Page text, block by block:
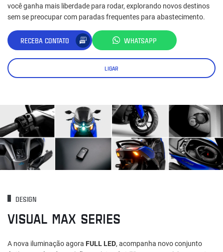
você ganha mais liberdade para rodar, explorando novos destinos
sem se preocupar com paradas frequentes para abastecimento.
RECEBA CONTATO WHATSAPP
LIGAR
DESIGN
VISUAL MAX SERIES
A nova iluminação agora FULL LED, acompanha novo conjunto